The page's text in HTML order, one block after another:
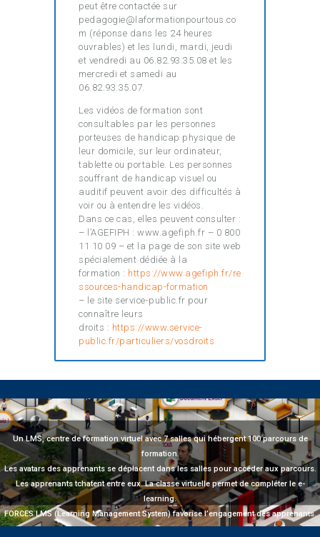
peut être contactée sur
pedagogie@laformationpourtous.co
m (réponse dans les 24 heures
ouvrables) et les lundi, mardi, jeudi
et vendredi au 06.82.93.35.08 et les
mercredi et samedi au
06.82.93.35.07.
Les vidéos de formation sont
consultables par les personnes
porteuses de handicap physique de
leur domicile, sur leur ordinateur,
tablette ou portable. Les personnes
souffrant de handicap visuel ou
auditif peuvent avoir des difficultés à
voir ou à entendre les vidéos.
Dans ce cas, elles peuvent consulter :
– l’AGEFIPH : www.agefiph.fr – 0 800
11 10 09 – et la page de son site web
spécialement dédiée à la
formation : https://www.agefiph.fr/re
ssources-handicap-formation
– le site service-public.fr pour
connaître leurs
droits : https://www.service-
public.fr/particuliers/vosdroits
Un LMS, centre de formation virtuel avec 7 salles qui hébergent 100 parcours de
formation.
Les avatars des apprenants se déplacent dans les salles pour accéder aux parcours.
Les apprenants tchatent entre eux. La classe virtuelle permet de compléter le e-
learning.
FORCES LMS (Learning Management System) favorise l’engagement des apprenants.